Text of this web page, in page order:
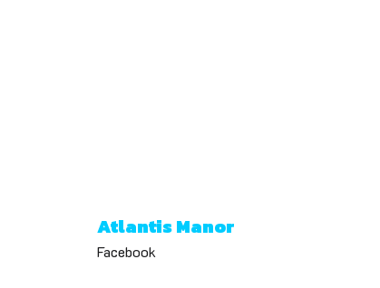
Atlantis Manor
Facebook